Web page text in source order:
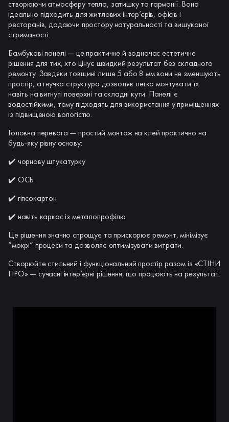
створюючи атмосферу тепла, затишку та гармонії. Вона
ідеально підходить для житлових інтер’єрів, офісів і
ресторанів, додаючи простору натуральності та вишуканої
стриманості.
Бамбукові панелі — це практичне й водночас естетичне
рішення для тих, хто цінує швидкий результат без складного
ремонту. Завдяки товщині лише 5 або 8 мм вони не зменшують
простір, а гнучка структура дозволяє легко монтувати їх
навіть на вигнуті поверхні та складні кути. Панелі є
водостійкими, тому підходять для використання у приміщеннях
із підвищеною вологістю.
Головна перевага — простий монтаж на клей практично на
будь-яку рівну основу:
✔️ чорнову штукатурку
✔️ ОСБ
✔️ гіпсокартон
✔️ навіть каркас із металопрофілю
Це рішення значно спрощує та прискорює ремонт, мінімізує
“мокрі” процеси та дозволяє оптимізувати витрати.
Створюйте стильний і функціональний простір разом із «СТІНИ
ПРО» — сучасні інтер’єрні рішення, що працюють на результат.